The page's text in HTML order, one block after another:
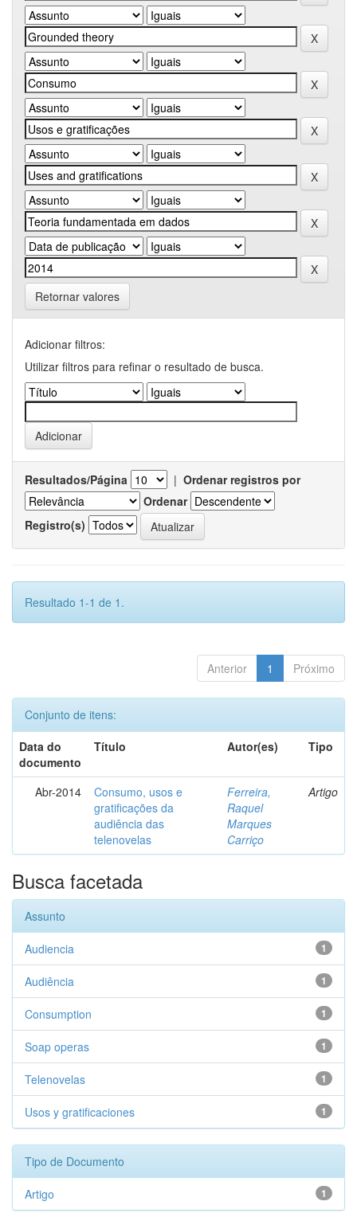
Retornar valores
Adicionar filtros:
Utilizar filtros para refinar o resultado de busca.
Resultados/Página | Ordenar registros por
Ordenar
Registro(s)
Resultado 1-1 de 1.
Anterior 1 Próximo
Conjunto de itens:
Data do
documento
Título Autor(es) Tipo
Abr-2014
Consumo, usos e
gratificações da
audiência das
telenovelas
Ferreira,
Raquel
Marques
Carriço
Artigo
Busca facetada
Assunto
1
Audiencia
1
Audiência
1
Consumption
1
Soap operas
1
Telenovelas
1
Usos y gratificaciones
Tipo de Documento
1
Artigo